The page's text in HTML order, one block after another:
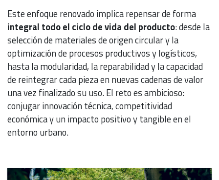
Este enfoque renovado implica repensar de forma
integral todo el ciclo de vida del producto: desde la
selección de materiales de origen circular y la
optimización de procesos productivos y logísticos,
hasta la modularidad, la reparabilidad y la capacidad
de reintegrar cada pieza en nuevas cadenas de valor
una vez finalizado su uso. El reto es ambicioso:
conjugar innovación técnica, competitividad
económica y un impacto positivo y tangible en el
entorno urbano.